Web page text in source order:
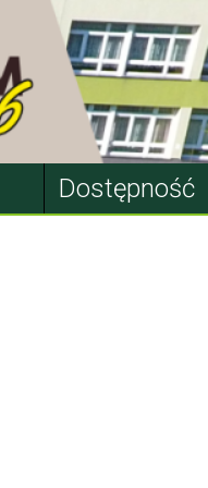
Dostępność